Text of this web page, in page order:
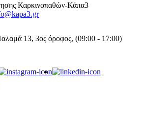
Καρκινοπαθών-Κάπα3
13, 3ος όροφος, (09:00 - 17:00)